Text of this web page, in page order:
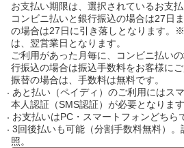
お支払い期限は、選択されているお支
コンビニ払いと銀行振込の場合は27日
の場合は27日に引き落しとなります。
は、翌営業日となります。
ご利用があった月毎に、コンビニ払い
行振込の場合は振込手数料をお客様に
振替の場合は、手数料は無料です。
あと払い（ペイディ）のご利用にはス
本人認証（SMS認証）が必要となります
お支払いはPC・スマートフォンどちら
3回後払いも可能（分割手数料無料）。
照。